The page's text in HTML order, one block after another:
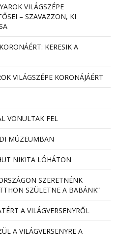
VILÁGSZÉPE
– SZAVAZZON, KI
KERESIK A
VILÁGSZÉPE KORONÁJÁÉRT
VONULTAK FEL
MÚZEUMBAN
NIKITA LÓHÁTON
SZERETNÉNK
SZÜLETNE A BABÁNK”
A VILÁGVERSENYRŐL
A VILÁGVERSENYRE A